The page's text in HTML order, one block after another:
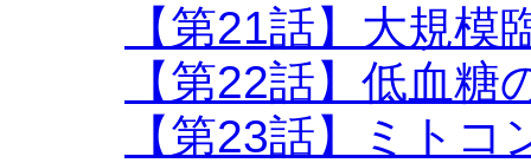
【第21話】大規
【第22話】低血糖
【第23話】ミト